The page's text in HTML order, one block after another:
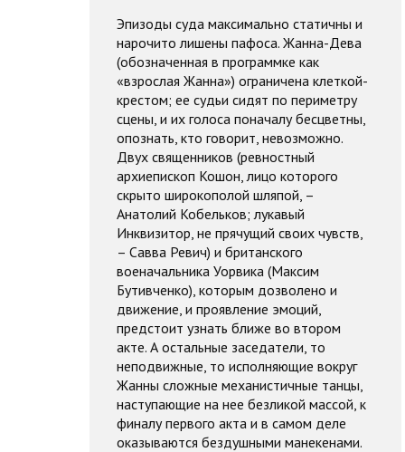
Эпизоды суда максимально статичны и
нарочито лишены пафоса. Жанна-Дева
(обозначенная в программке как
«взрослая Жанна») ограничена клеткой-
крестом; ее судьи сидят по периметру
сцены, и их голоса поначалу бесцветны,
опознать, кто говорит, невозможно.
Двух священников (ревностный
архиепископ Кошон, лицо которого
скрыто широкополой шляпой, –
Анатолий Кобельков; лукавый
Инквизитор, не прячущий своих чувств,
– Савва Ревич) и британского
военачальника Уорвика (Максим
Бутивченко), которым дозволено и
движение, и проявление эмоций,
предстоит узнать ближе во втором
акте. А остальные заседатели, то
неподвижные, то исполняющие вокруг
Жанны сложные механистичные танцы,
наступающие на нее безликой массой, к
финалу первого акта и в самом деле
оказываются бездушными манекенами.